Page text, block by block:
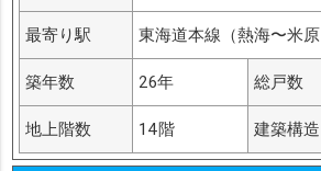
最寄り駅 東海道本線（熱海〜米
築年数 26年 総戸数
地上階数 14階 建築構造